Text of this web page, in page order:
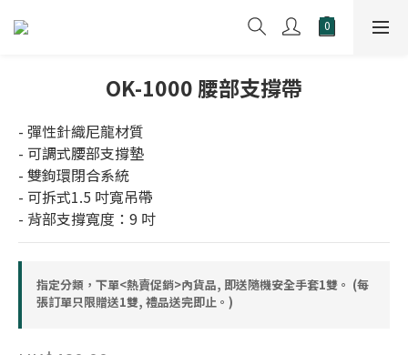
OK-1000 腰部支撐帶
- 彈性針織尼龍材質
- 可調式腰部支撐墊
- 雙鉤環閉合系統
- 可拆式1.5 吋寬吊帶
- 背部支撐寬度：9 吋
指定分類，下單<熱賣促銷>內貨品, 即送隨機安全手套1雙。 (每
張訂單只限贈送1雙, 禮品送完即止。)